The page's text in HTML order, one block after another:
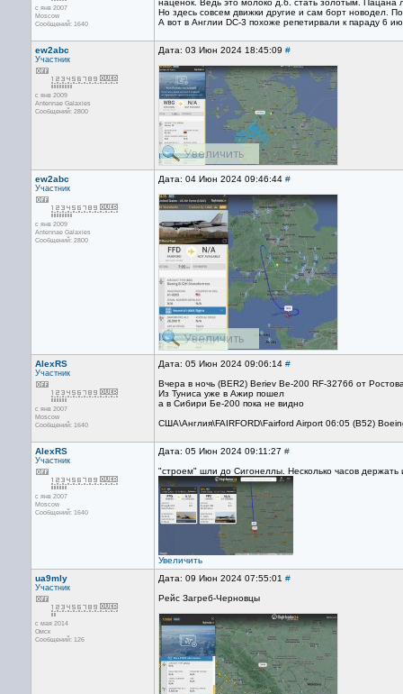
с янв 2007
Moscow
Сообщений: 1640
наценок. Ведь это молоко д.б. стать золотым. Пацана
Но здесь совсем движки другие и сам борт новодел.
А вот в Англии DC-3 похоже репетирвали к параду 6
ew2abc
Участник
с янв 2009
Antennae Galaxies
Сообщений: 2800
Дата: 03 Июн 2024 18:45:09 #
ew2abc
Участник
с янв 2009
Antennae Galaxies
Сообщений: 2800
Дата: 04 Июн 2024 09:46:44 #
AlexRS
Участник
с янв 2007
Moscow
Сообщений: 1640
Дата: 05 Июн 2024 09:06:14 #
Вчера в ночь (BER2) Beriev Be-200 RF-32766 от
Из Туниса уже в Ажир пошел
а в Сибири Бе-200 пока не видно
США\Англия\FAIRFORD\Fairford Airport 06:05 (B52)
AlexRS
Участник
с янв 2007
Moscow
Сообщений: 1640
Дата: 05 Июн 2024 09:11:27 #
"строем" шли до Сигонеллы. Несколько часов держать
Увеличить
ua9mly
Участник
с мая 2014
Омск
Сообщений: 126
Дата: 09 Июн 2024 07:55:01 #
Рейс Загреб-Черновцы